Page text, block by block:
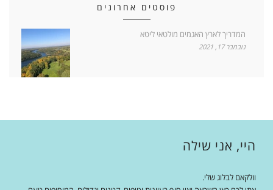
פוסטים אחרונים
המדריך לארץ האגמים מולטאי ליטא
נובמבר 17, 2021
היי, אני שילה
וולקאם לבלוג שלי.